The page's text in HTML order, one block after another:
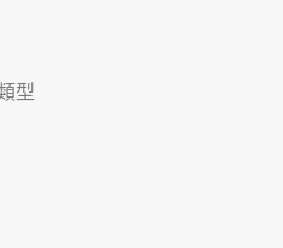
型